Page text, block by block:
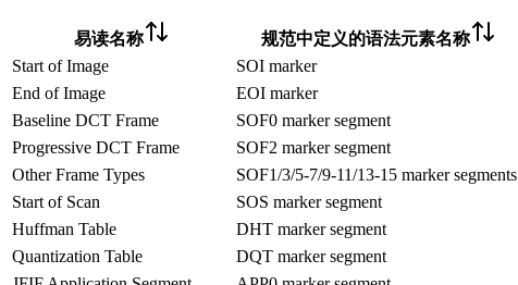
易读名称 规范中定义的语法元素名称
Start of Image
SOI marker
End of Image EOI marker
Baseline DCT Frame SOF0 marker segment
Progressive DCT Frame SOF2 marker segment
Other Frame Types SOF1/3/5-7/9-11/13-15 marker segments
Start of Scan SOS marker segment
Huffman Table DHT marker segment
Quantization Table DQT marker segment